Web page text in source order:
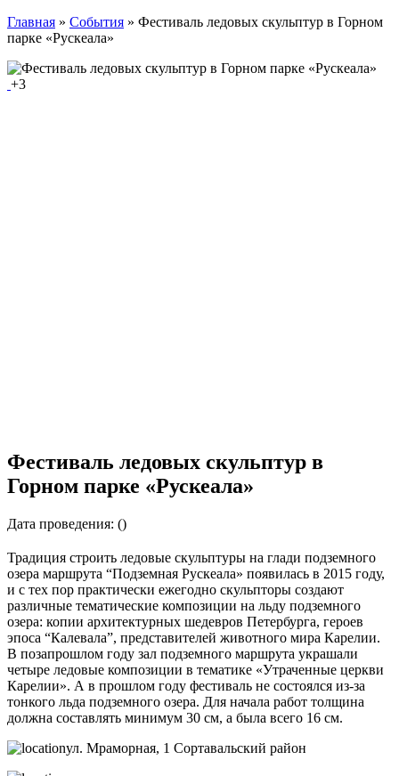
Главная » События » Фестиваль ледовых скульптур в Горном
парке «Рускеала»
+3
Фестиваль ледовых скульптур в
Горном парке «Рускеала»
Дата проведения: ()
Традиция строить ледовые скульптуры на глади подземного
озера маршрута “Подземная Рускеала» появилась в 2015 году,
и с тех пор практически ежегодно скульпторы создают
различные тематические композиции на льду подземного
озера: копии архитектурных шедевров Петербурга, героев
эпоса “Калевала”, представителей животного мира Карелии.
В позапрошлом году зал подземного маршрута украшали
четыре ледовые композиции в тематике «Утраченные церкви
Карелии». А в прошлом году фестиваль не состоялся из-за
тонкого льда подземного озера. Для начала работ толщина
должна составлять минимум 30 см, а была всего 16 см.
ул. Мраморная, 1 Сортавальский район